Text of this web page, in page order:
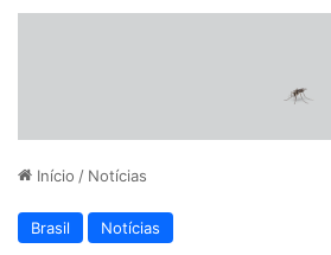
Início / Notícias
Brasil Notícias